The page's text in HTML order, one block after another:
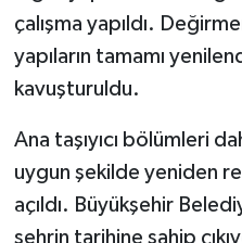
çalışma yapıldı.
yapıların tamamı
kavuşturuldu.
Ana taşıyıcı bölümleri
uygun şekilde yeniden
açıldı. Büyükşehir
şehrin tarihine sahip